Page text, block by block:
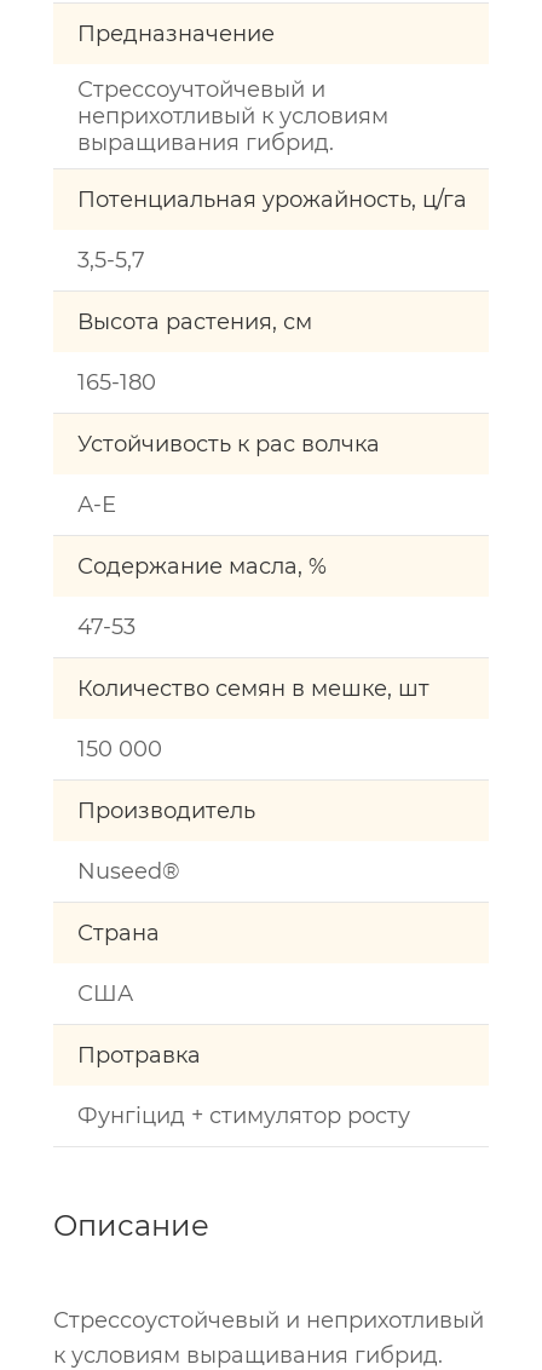
Предназначение
Стрессоучтойчевый и
неприхотливый к условиям
выращивания гибрид.
Потенциальная урожайность, ц/га
3,5-5,7
Высота растения, см
165-180
Устойчивость к рас волчка
А-Е
Содержание масла, %
47-53
Количество семян в мешке, шт
150 000
Производитель
Nuseed®
Страна
США
Протравка
Фунгіцид + стимулятор росту
Описание
Стрессоустойчевый и неприхотливый
к условиям выращивания гибрид.